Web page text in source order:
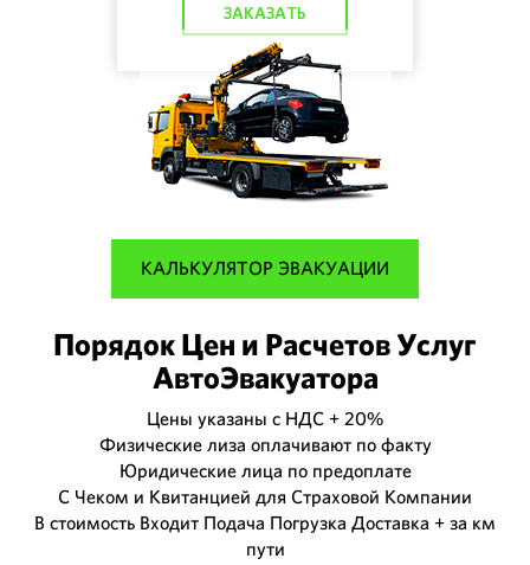
ЗАКАЗАТЬ
КАЛЬКУЛЯТОР ЭВАКУАЦИИ
Порядок Цен и Расчетов Услуг
АвтоЭвакуатора
Цены указаны с НДС + 20%
Физические лиза оплачивают по факту
Юридические лица по предоплате
С Чеком и Квитанцией для Страховой Компании
В стоимость Входит Подача Погрузка Доставка + за км
пути